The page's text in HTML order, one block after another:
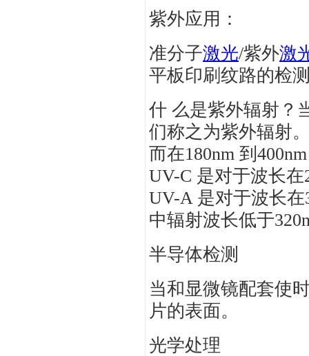
紫外应用：
准分子激光/紫外激
平板印刷纹路的检
什 么是紫外辐射？
们称之为紫外辐射
而在180nm 到
UV-C 是对于波长在
UV-A 是对于波长
中辐射波长低于
半导体检测
当和显微镜配套使
片的表面。
光学处理